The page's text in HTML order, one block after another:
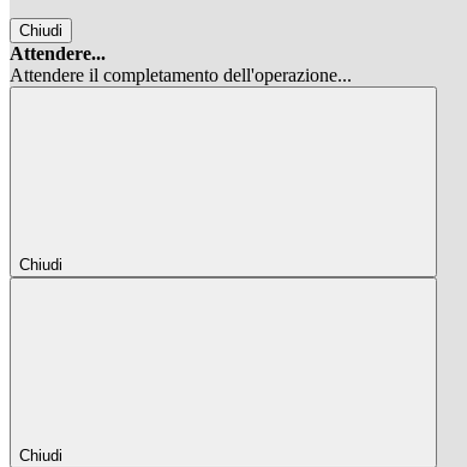
Chiudi
Attendere...
Attendere il completamento dell'operazione...
Chiudi
Chiudi